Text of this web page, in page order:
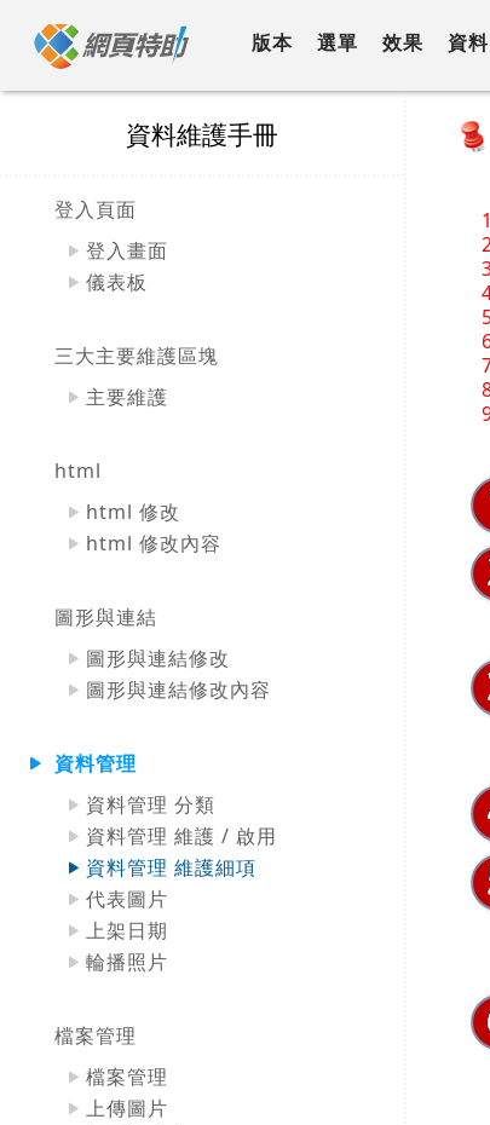
內
版本 選單 效果 資料
資料維護手冊
登入頁面
登入畫面
儀表板
三大主要維護區塊
主要維護
html
html 修改
html 修改內容
圖形與連結
圖形與連結修改
圖形與連結修改內容
資料管理
資料管理 分類
資料管理 維護 / 啟用
資料管理 維護細項
代表圖片
上架日期
輪播照片
檔案管理
檔案管理
上傳圖片